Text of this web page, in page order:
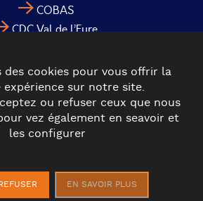
COBAS
CDC Val de l’Eyre
DE CONFIDENTIALITÉ
POLITIQUE DE
PLAN DU SITE CONTACT
des cookies pour vous offrir la
expérience sur notre site.
ou refuser ceux que nous
vez également en seavoir et
les configurer
EN SAVOIR PLUS